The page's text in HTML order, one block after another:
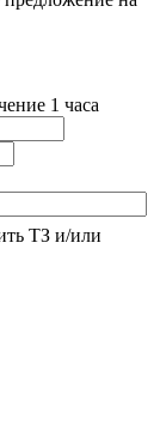
1 часа
ТЗ и/или